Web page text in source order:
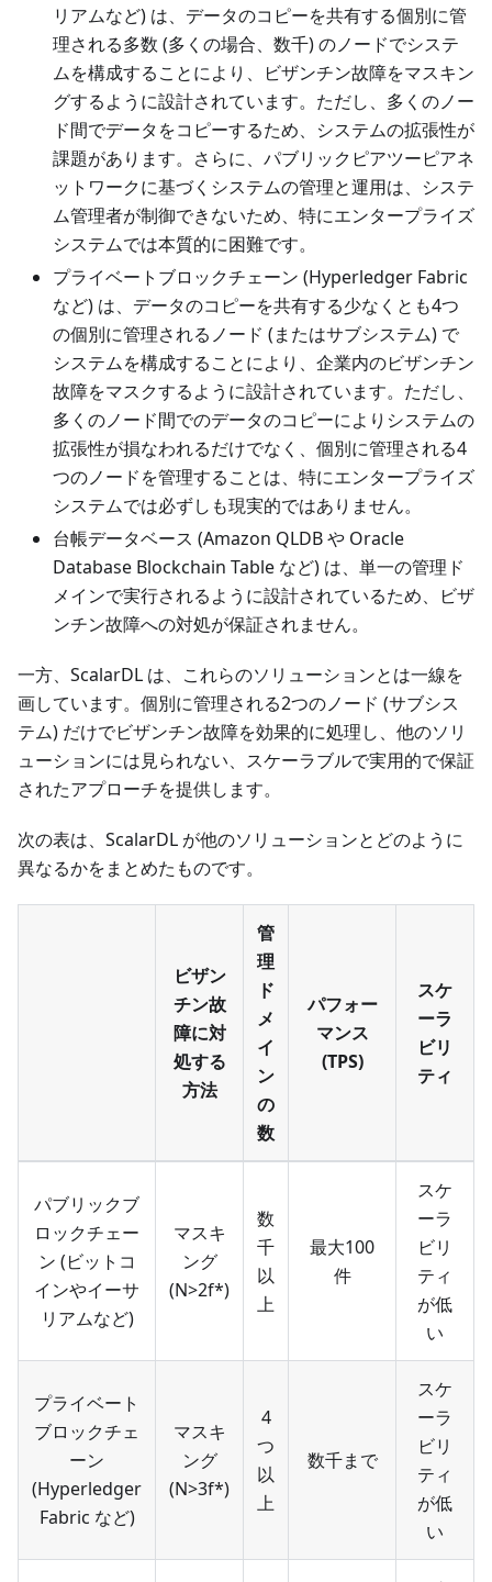
リアムなど) は、データのコピーを共有する個別に管
理される多数 (多くの場合、数千) のノードでシステ
ムを構成することにより、ビザンチン故障をマスキン
グするように設計されています。ただし、多くのノー
ド間でデータをコピーするため、システムの拡張性が
課題があります。さらに、パブリックピアツーピアネ
ットワークに基づくシステムの管理と運用は、システ
ム管理者が制御できないため、特にエンタープライズ
システムでは本質的に困難です。
プライベートブロックチェーン (Hyperledger Fabric
など) は、データのコピーを共有する少なくとも4つ
の個別に管理されるノード (またはサブシステム) で
システムを構成することにより、企業内のビザンチン
故障をマスクするように設計されています。ただし、
多くのノード間でのデータのコピーによりシステムの
拡張性が損なわれるだけでなく、個別に管理される4
つのノードを管理することは、特にエンタープライズ
システムでは必ずしも現実的ではありません。
台帳データベース (Amazon QLDB や Oracle
Database Blockchain Table など) は、単一の管理ド
メインで実行されるように設計されているため、ビザ
ンチン故障への対処が保証されません。
一方、ScalarDL は、これらのソリューションとは一線を
画しています。個別に管理される2つのノード (サブシス
テム) だけでビザンチン故障を効果的に処理し、他のソリ
ューションには見られない、スケーラブルで実用的で保証
されたアプローチを提供します。
次の表は、ScalarDL が他のソリューションとどのように
異なるかをまとめたものです。
ビザン
チン故
障に対
処する
方法
管
理
ド
メ
イ
ン
の
数
パフォー
マンス
(TPS)
スケ
ーラ
ビリ
ティ
パブリックブ
ロックチェー
ン (ビットコ
インやイーサ
リアムなど)
マスキ
ング
(N>2f*)
数
千
以
上
最大100
件
スケ
ーラ
ビリ
ティ
が低
い
プライベート
ブロックチェ
ーン
(Hyperledger
Fabric など)
マスキ
ング
(N>3f*)
4
つ
以
上
数千まで
スケ
ーラ
ビリ
ティ
が低
い